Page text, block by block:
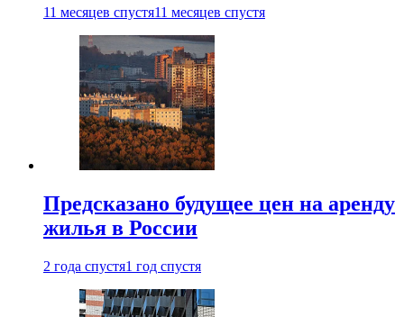
11 месяцев спустя11 месяцев спустя
Предсказано будущее цен на аренду
жилья в России
2 года спустя1 год спустя